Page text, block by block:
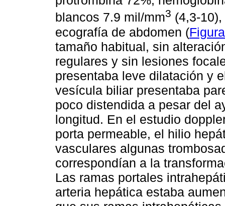
blancos 7.9 mil/mm3 (4,3-
ecografía de abdomen (
tamaño habitual, sin
regulares y sin lesiones
presentaba leve dilatación y
vesícula biliar presentaba
poco distendida a pesar del
longitud. En el estudio
porta permeable, el hilio
vasculares algunas
correspondían a la
Las ramas portales
arteria hepática estaba